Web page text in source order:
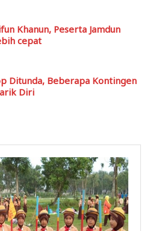
Khanun, Peserta Jamdun
cepat
Ditunda, Beberapa Kontingen
Diri